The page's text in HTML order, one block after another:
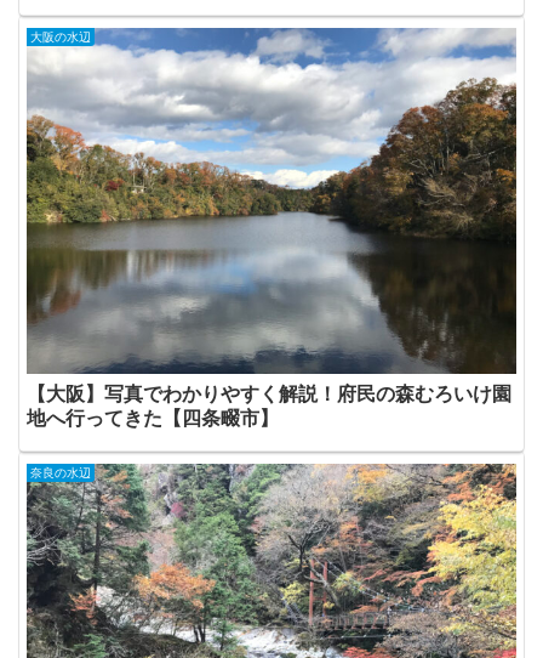
大阪の水辺
【大阪】写真でわかりやすく解説！府民の森むろいけ園
地へ行ってきた【四条畷市】
奈良の水辺